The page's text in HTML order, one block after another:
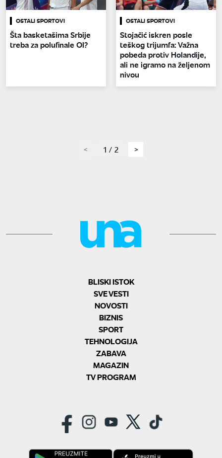
OSTALI SPORTOVI
Šta basketašima Srbije
treba za polufinale OI?
OSTALI SPORTOVI
Stojačić iskren posle
teškog trijumfa: Važna
pobeda protiv Holandije,
ali ne igramo na željenom
nivou
page1 / 2 page
BLISKI ISTOK
SVE VESTI
NOVOSTI
BIZNIS
SPORT
TEHNOLOGIJA
ZABAVA
MAGAZIN
TV PROGRAM